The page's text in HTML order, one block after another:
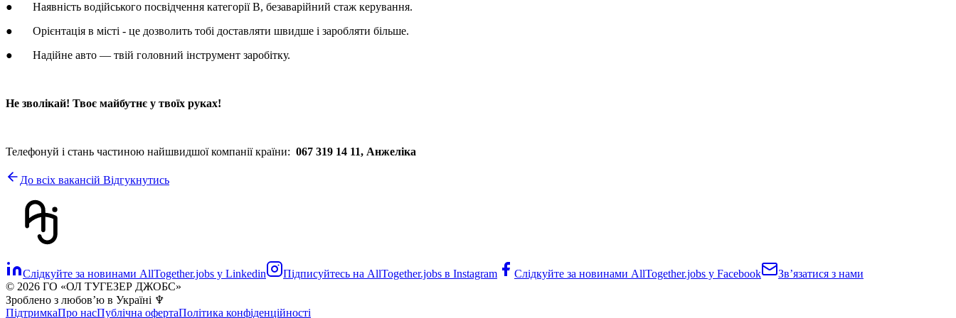
● Наявність водійського посвідчення категорії В, безаварійний стаж керування.
● Орієнтація в місті - це дозволить тобі доставляти швидше і заробляти більше.
● Надійне авто — твій головний інструмент заробітку.
Не зволікай! Твоє майбутнє у твоїх руках!
Телефонуй і стань частиною найшвидшої компанії країни: 067 319 14 11, Анжеліка
До всіх вакансій Відгукнутись
Слідкуйте за новинами AllTogether.jobs у Linkedin Підписуйтесь на AllTogether.jobs в Instagram Слідкуйте за новинами AllTogether.jobs у Facebook
Звʼязатися з нами
© 2026 ГО «ОЛ ТУГЕЗЕР ДЖОБС»
Зроблено з любовʼю в Україні ♆
ПідтримкаПро насПублічна офертаПолітика конфіденційності